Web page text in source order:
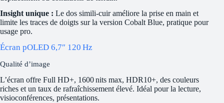
Insight unique : Le dos simili‑cuir améliore la prise en main et
limite les traces de doigts sur la version Cobalt Blue, pratique pour
usage pro.
Écran pOLED 6,7″ 120 Hz
Qualité d’image
L’écran offre Full HD+, 1600 nits max, HDR10+, des couleurs
riches et un taux de rafraîchissement élevé. Idéal pour la lecture,
visioconférences, présentations.